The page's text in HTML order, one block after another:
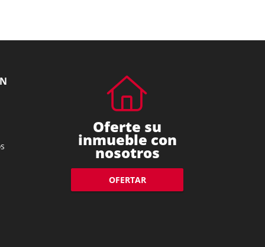
Oferte su
inmueble con
nosotros
OFERTAR